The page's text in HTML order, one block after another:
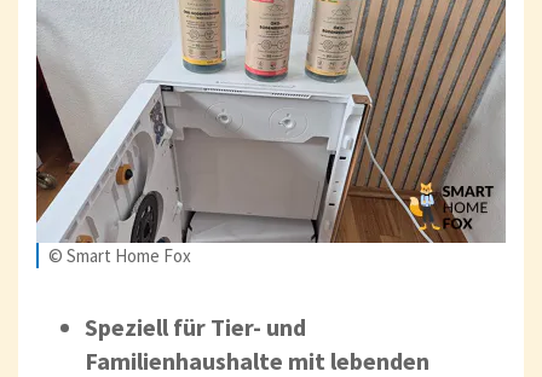
© Smart Home Fox
Speziell für Tier- und
Familienhaushalte mit lebenden